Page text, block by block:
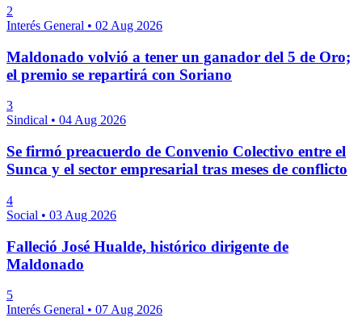
2
Interés General • 02 Aug 2026
Maldonado volvió a tener un ganador del 5 de Oro;
el premio se repartirá con Soriano
3
Sindical • 04 Aug 2026
Se firmó preacuerdo de Convenio Colectivo entre el
Sunca y el sector empresarial tras meses de conflicto
4
Social • 03 Aug 2026
Falleció José Hualde, histórico dirigente de
Maldonado
5
Interés General • 07 Aug 2026